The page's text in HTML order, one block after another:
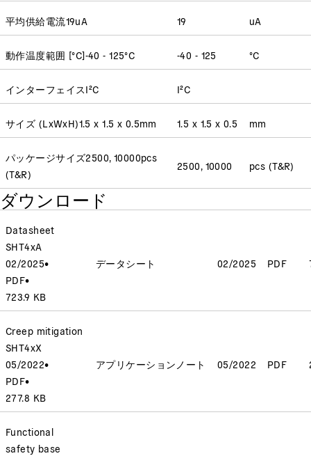
平均供給電流19uA 19 uA
動作温度範囲 [°C]-40 - 125°C -40 - 125 °C
インターフェイスI²C I²C
サイズ (LxWxH)1.5 x 1.5 x 0.5mm 1.5 x 1.5 x 0.5 mm
パッケージサイズ2500, 10000pcs
(T&R)
2500, 10000 pcs (T&R)
ダウンロード
Datasheet
SHT4xA
02/2025•
PDF•
723.9 KB
データシート 02/2025 PDF
Creep mitigation
SHT4xX
05/2022•
PDF•
277.8 KB
アプリケーションノート 05/2022 PDF
Functional
safety base